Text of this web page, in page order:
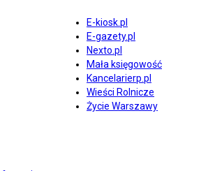
E-kiosk.pl
E-gazety.pl
Nexto.pl
Mała księgowość
Kancelarierp.pl
Wieści Rolnicze
Życie Warszawy